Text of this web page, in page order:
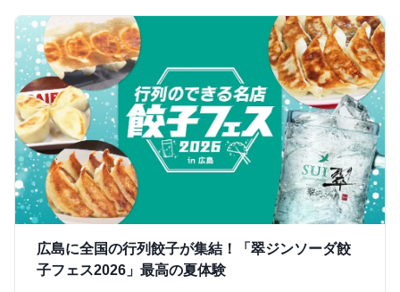
広島に全国の行列餃子が集結！「翠ジンソーダ餃
子フェス2026」最高の夏体験